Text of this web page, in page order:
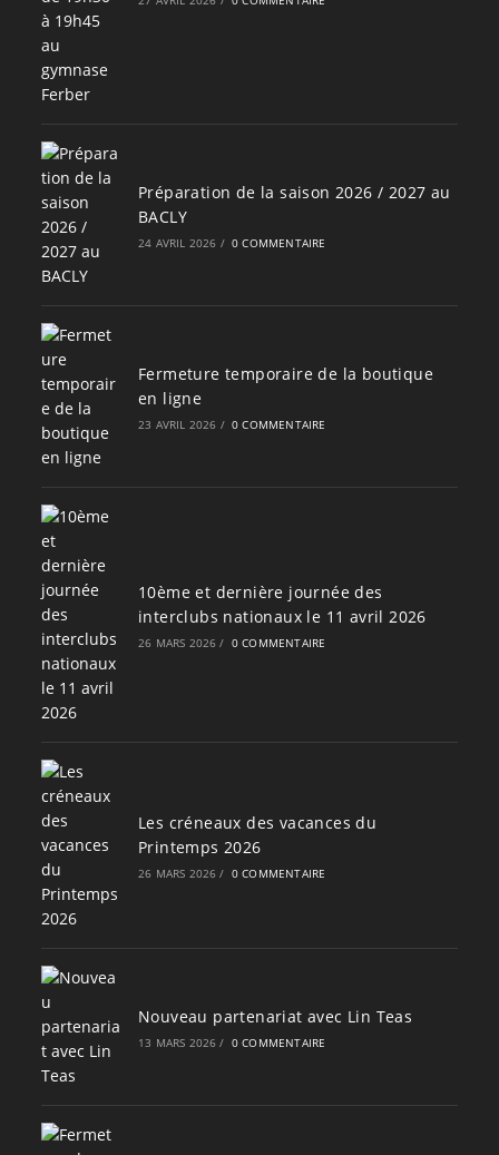
Préparation de la saison 2026 / 2027 au
BACLY
24 AVRIL 2026 / 0 COMMENTAIRE
Fermeture temporaire de la boutique
en ligne
23 AVRIL 2026 / 0 COMMENTAIRE
10ème et dernière journée des
interclubs nationaux le 11 avril 2026
26 MARS 2026 / 0 COMMENTAIRE
Les créneaux des vacances du
Printemps 2026
26 MARS 2026 / 0 COMMENTAIRE
Nouveau partenariat avec Lin Teas
13 MARS 2026 / 0 COMMENTAIRE